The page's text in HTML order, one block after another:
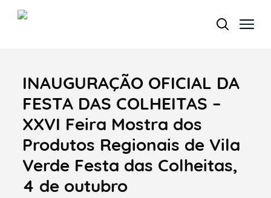
Termo de Pesquisa
Categorias gerais
INAUGURAÇÃO OFICIAL DA
FESTA DAS COLHEITAS –
XXVI Feira Mostra dos
Produtos Regionais de Vila
Verde Festa das Colheitas,
4 de outubro